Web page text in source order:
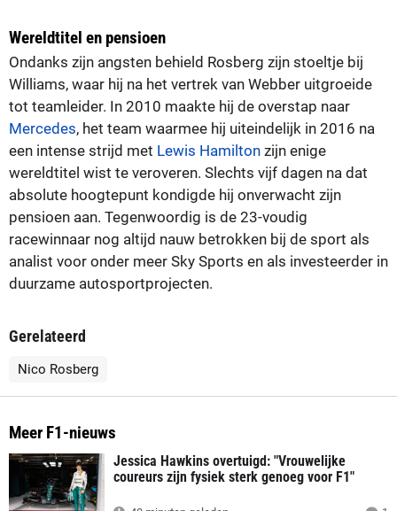
Wereldtitel en pensioen
Ondanks zijn angsten behield Rosberg zijn stoeltje bij
Williams, waar hij na het vertrek van Webber uitgroeide
tot teamleider. In 2010 maakte hij de overstap naar
Mercedes, het team waarmee hij uiteindelijk in 2016 na
een intense strijd met Lewis Hamilton zijn enige
wereldtitel wist te veroveren. Slechts vijf dagen na dat
absolute hoogtepunt kondigde hij onverwacht zijn
pensioen aan. Tegenwoordig is de 23-voudig
racewinnaar nog altijd nauw betrokken bij de sport als
analist voor onder meer Sky Sports en als investeerder in
duurzame autosportprojecten.
Gerelateerd
Nico Rosberg
Meer F1-nieuws
Jessica Hawkins overtuigd: "Vrouwelijke
coureurs zijn fysiek sterk genoeg voor F1"